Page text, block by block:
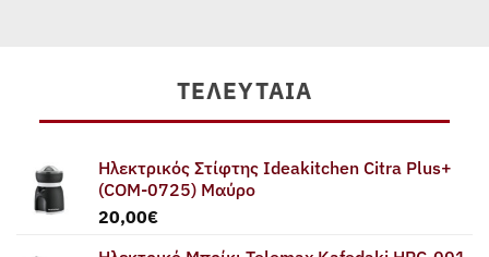
ΤΕΛΕΥΤΑΊΑ
Ηλεκτρικός Στίφτης Ideakitchen Citra Plus+
(COM-0725) Μαύρο
20,00€